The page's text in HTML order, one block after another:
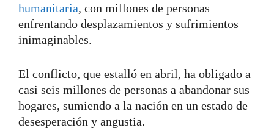
humanitaria, con millones de personas
enfrentando desplazamientos y sufrimientos
inimaginables.
El conflicto, que estalló en abril, ha obligado a
casi seis millones de personas a abandonar sus
hogares, sumiendo a la nación en un estado de
desesperación y angustia.